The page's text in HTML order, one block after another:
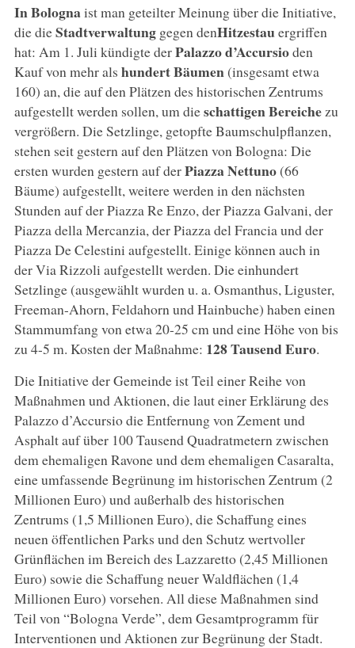
In Bolognaist man geteilter Meinung über die Initiative,
die dieStadtverwaltung gegen denHitzestauergriffen
hat: Am 1. Juli kündigte derPalazzo d’Accursioden
Kauf von mehr als hundert Bäumen(insgesamt etwa
160) an, die auf den Plätzen des historischen Zentrums
aufgestellt werden sollen, um dieschattigen Bereichezu
vergrößern. Die Setzlinge, getopfte Baumschulpflanzen,
stehen seit gestern auf den Plätzen von Bologna: Die
ersten wurden gestern auf derPiazza Nettuno(66
Bäume) aufgestellt, weitere werden in den nächsten
Stunden auf der Piazza Re Enzo, der Piazza Galvani, der
Piazza della Mercanzia, der Piazza del Francia und der
Piazza De Celestini aufgestellt. Einige können auch in
der Via Rizzoli aufgestellt werden. Die einhundert
Setzlinge (ausgewählt wurden u. a. Osmanthus, Liguster,
Freeman-Ahorn, Feldahorn und Hainbuche) haben einen
Stammumfang von etwa 20-25 cm und eine Höhe von bis
zu 4-5 m. Kosten der Maßnahme: 128 Tausend Euro.
Die Initiative der Gemeinde ist Teil einer Reihe von
Maßnahmen und Aktionen, die laut einer Erklärung des
Palazzo d’Accursio die Entfernung von Zement und
Asphalt auf über 100 Tausend Quadratmetern zwischen
dem ehemaligen Ravone und dem ehemaligen Casaralta,
eine umfassende Begrünung im historischen Zentrum (2
Millionen Euro) und außerhalb des historischen
Zentrums (1,5 Millionen Euro), die Schaffung eines
neuen öffentlichen Parks und den Schutz wertvoller
Grünflächen im Bereich des Lazzaretto (2,45 Millionen
Euro) sowie die Schaffung neuer Waldflächen (1,4
Millionen Euro) vorsehen. All diese Maßnahmen sind
Teil von “Bologna Verde”, dem Gesamtprogramm für
Interventionen und Aktionen zur Begrünung der Stadt.